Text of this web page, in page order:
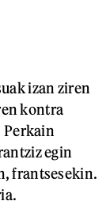
izan ziren
kontra
Perkain
egin
frantsesekin.